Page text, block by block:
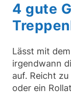
4 gute
Lässt mit
irgendwann
auf. Reicht
oder ein